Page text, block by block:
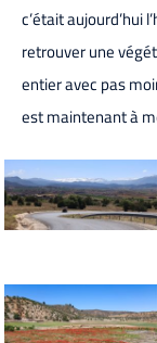
c’était aujourd’hui
retrouver une
entier avec pas
est maintenant à